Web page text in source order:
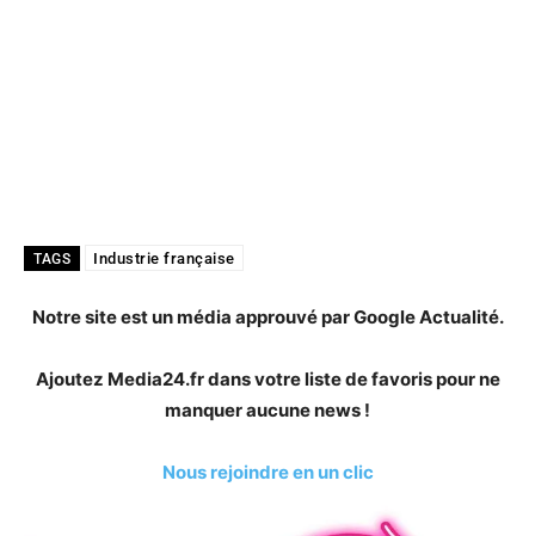
TAGS Industrie française
Notre site est un média approuvé par Google Actualité.
Ajoutez Media24.fr dans votre liste de favoris pour ne
manquer aucune news !
Nous rejoindre en un clic